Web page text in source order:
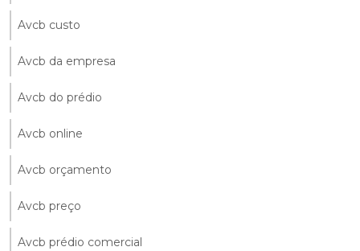
Avcb custo
Avcb da empresa
Avcb do prédio
Avcb online
Avcb orçamento
Avcb preço
Avcb prédio comercial